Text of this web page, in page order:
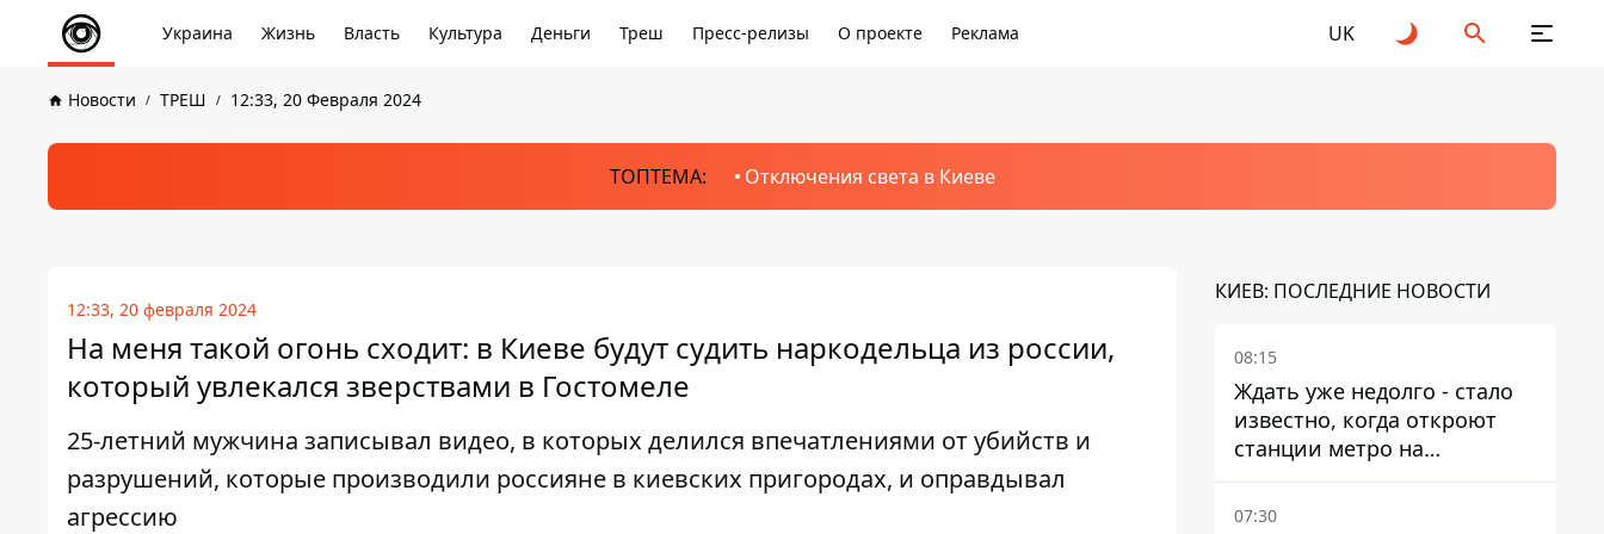
Украина Жизнь Власть Культура Деньги Треш Пресс-релизы О проекте Реклама UK
Новости ТРЕШ 12:33, 20 Февраля 2024
ТОПТЕМА: Отключения света в Киеве
12:33, 20 февраля 2024
На меня такой огонь сходит: в Киеве будут судить наркодельца из россии,
который увлекался зверствами в Гостомеле
25-летний мужчина записывал видео, в которых делился впечатлениями от убийств и
разрушений, которые производили россияне в киевских пригородах, и оправдывал
агрессию
КИЕВ: ПОСЛЕДНИЕ НОВОСТИ
08:15
Ждать уже недолго - стало
известно, когда откроют
станции метро на
Виноградаре
07:30